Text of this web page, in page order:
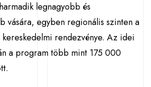
legnagyobb és
vására, egyben regionális szinten a
rendezvénye. Az idei
a program több mint 175 000